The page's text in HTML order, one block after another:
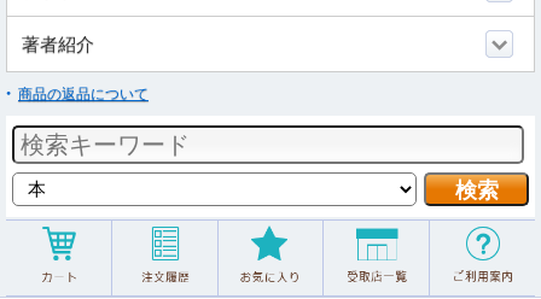
著者紹介
商品の返品について